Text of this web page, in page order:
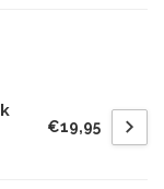
€19,95